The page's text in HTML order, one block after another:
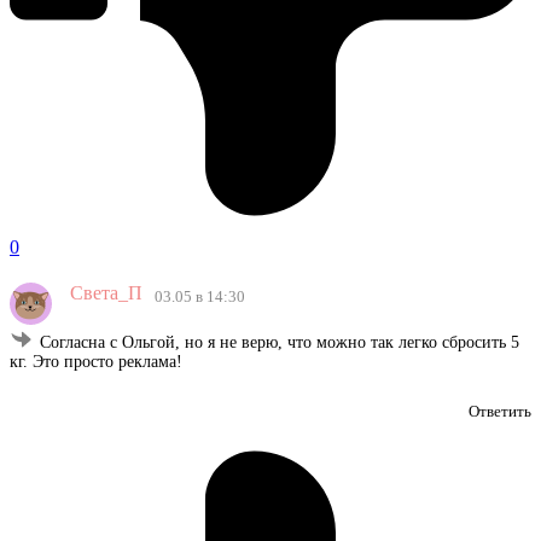
0
Света_П 03.05 в 14:30
Согласна с Ольгой, но я не верю, что можно так легко сбросить 5
кг. Это просто реклама!
Ответить